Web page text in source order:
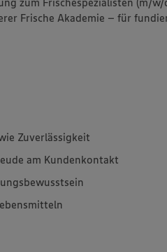
Frische Akademie – für
Zuverlässigkeit
am Kundenkontakt